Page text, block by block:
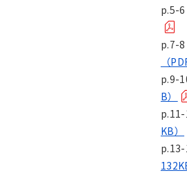
p.5-6
p.7-
（
p.9-
B）
KB）